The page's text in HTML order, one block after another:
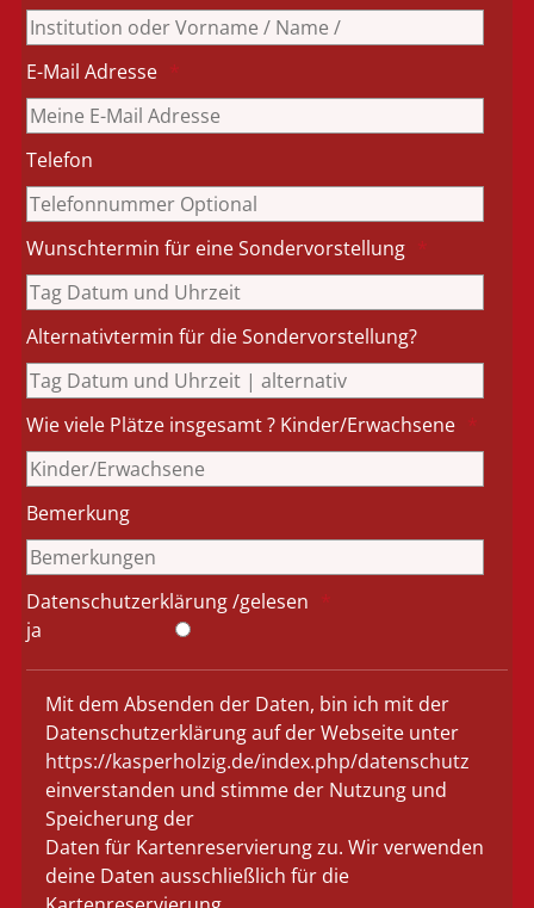
E-Mail Adresse
Telefon
Wunschtermin für eine Sondervorstellung
Alternativtermin für die Sondervorstellung?
Wie viele Plätze insgesamt ? Kinder/Erwachsene
Bemerkung
Datenschutzerklärung /gelesen
ja
Mit dem Absenden der Daten, bin ich mit der
Datenschutzerklärung auf der Webseite unter
https://kasperholzig.de/index.php/datenschutz
einverstanden und stimme der Nutzung und
Speicherung der
Daten für Kartenreservierung zu. Wir verwenden
deine Daten ausschließlich für die